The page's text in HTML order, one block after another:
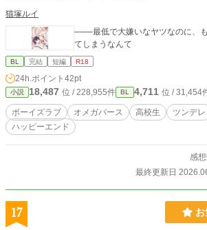
猫塚ルイ
───最低で大嫌いなヤツなのに、
てしまうなんて
BL 完結 短編 R18
24h.ポイント 42pt
小説 18,487 位 / 228,955件 BL 4,711 位 / 31,454
ボーイズラブ オメガバース 高校生 ツンデレ
ハッピーエンド
感
最終更新日
17